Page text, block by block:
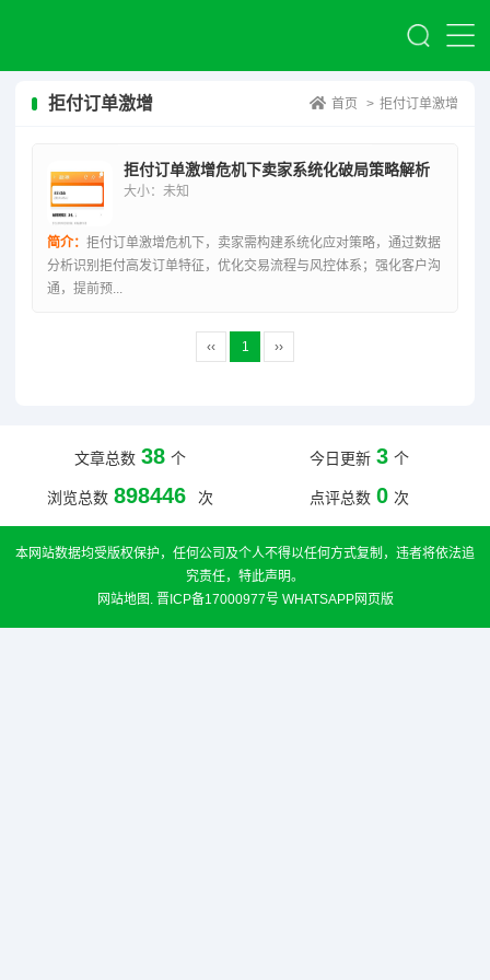
拒付订单激增 首页 > 拒付订单激增
拒付订单激增危机下卖家系统化破局策略解析
大小：未知
简介： 拒付订单激增危机下，卖家需构建系统化应对策略，通过数据
分析识别拒付高发订单特征，优化交易流程与风控体系；强化客户沟
通，提前预...
‹‹ 1 ››
文章总数 38 个 今日更新 3 个
浏览总数 898446 次 点评总数 0 次
本网站数据均受版权保护，任何公司及个人不得以任何方式复制，违者将依法追
究责任，特此声明。
网站地图 晋ICP备17000977号 WHATSAPP网页版